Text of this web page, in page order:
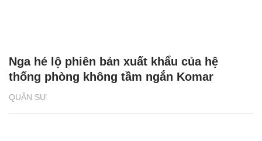
QUÂN SỰ
Nga hé lộ phiên bản xuất khẩu của hệ
thống phòng không tầm ngắn Komar